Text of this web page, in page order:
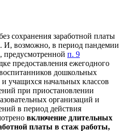
сохранения заработной платы
И, возможно, в период пандемии
предусмотренной п. 9
предоставления ежегодного
дошкольных
учащихся начальных классов
при приостановлении
организаций и
в период действия
включение длительных
платы в стаж работы,